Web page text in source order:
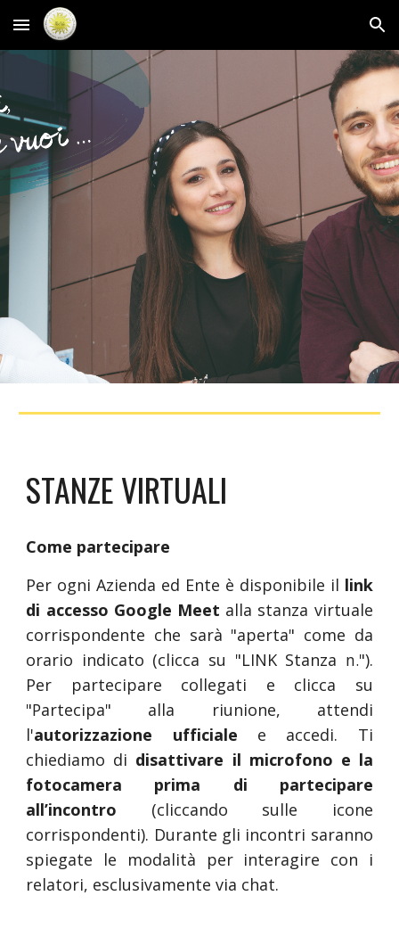
Skip to main content Skip to navigation
STANZE VIRTUALI
Come partecipare
Per ogni Azienda ed Ente è disponibile il link
di accesso Google Meet alla stanza virtuale
corrispondente che sarà "aperta" come da
orario indicato (clicca su "LINK Stanza n.").
Per partecipare collegati e clicca su
"Partecipa" alla riunione, attendi
l'autorizzazione ufficiale e accedi. Ti
chiediamo di disattivare il microfono e la
fotocamera prima di partecipare
all’incontro (cliccando sulle icone
corrispondenti). Durante gli incontri saranno
spiegate le modalità per interagire con i
relatori, esclusivamente via chat.